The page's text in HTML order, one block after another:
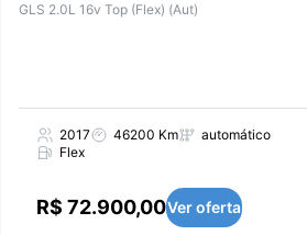
GLS 2.0L 16v Top (Flex) (Aut)
2017 46200 Km
automático
Flex
R$ 72.900,00Ver oferta